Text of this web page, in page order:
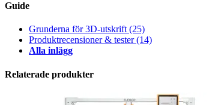
Guide
Grunderna för 3D-utskrift(25)
Produktrecensioner & tester(14)
Alla inlägg
Relaterade produkter